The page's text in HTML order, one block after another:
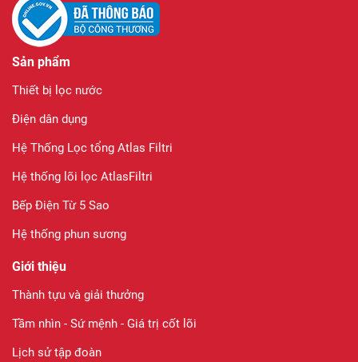
Sản phẩm
Thiết bị lọc nước
Điện dân dụng
Hệ Thống Lọc tổng Atlas Filtri
Hệ thống lõi lọc AtlasFiltri
Bếp Điện Từ 5 Sao
Hệ thống phun sương
Giới thiệu
Thành tựu và giải thưởng
Tầm nhìn - Sứ mệnh - Giá trị cốt lõi
Lịch sử tập đoàn